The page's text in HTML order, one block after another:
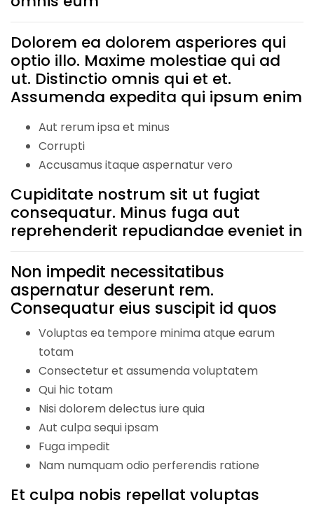
Dolorem ea dolorem asperiores qui
optio illo. Maxime molestiae qui ad
ut. Distinctio omnis qui et et.
Assumenda expedita qui ipsum enim
Aut rerum ipsa et minus
Corrupti
Accusamus itaque aspernatur vero
Cupiditate nostrum sit ut fugiat
consequatur. Minus fuga aut
reprehenderit repudiandae eveniet in
Non impedit necessitatibus
aspernatur deserunt rem.
Consequatur eius suscipit id quos
Voluptas ea tempore minima atque earum
totam
Consectetur et assumenda voluptatem
Qui hic totam
Nisi dolorem delectus iure quia
Aut culpa sequi ipsam
Fuga impedit
Nam numquam odio perferendis ratione
Et culpa nobis repellat voluptas